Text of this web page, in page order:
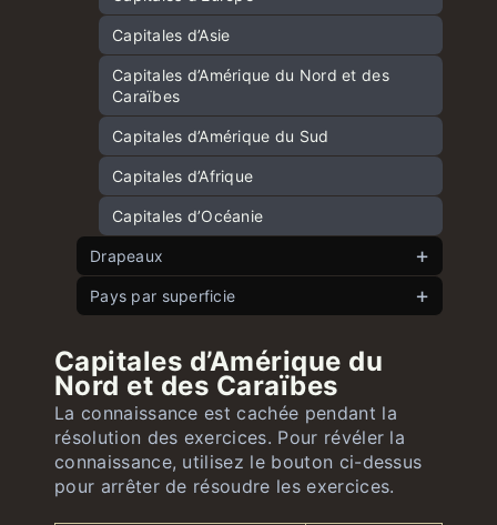
Capitales d’Asie
Capitales d’Amérique du Nord et des
Caraïbes
Capitales d’Amérique du Sud
Capitales d’Afrique
Capitales d’Océanie
Drapeaux
Drapeaux européens
Drapeaux africains
Drapeaux nord-américains et caribéens
Drapeaux sud-américains
Drapeaux océaniens
Pays par superficie
Pays asiatiques par superficie
Pays américains par superficie
Pays africains par superficie
Pays océaniens par superficie
Capitales d’Amérique du
Nord et des Caraïbes
La connaissance est cachée pendant la
résolution des exercices. Pour révéler la
connaissance, utilisez le bouton ci-dessus
pour arrêter de résoudre les exercices.